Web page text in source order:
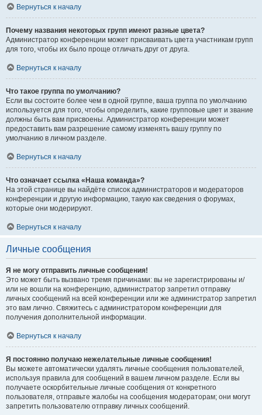
Вернуться к началу
Почему названия некоторых групп имеют разные цвета?
Администратор конференции может присваивать цвета участникам групп
для того, чтобы их было проще отличать друг от друга.
Вернуться к началу
Что такое группа по умолчанию?
Если вы состоите более чем в одной группе, ваша группа по умолчанию
используется для того, чтобы определить, какие групповые цвет и звание
должны быть вам присвоены. Администратор конференции может
предоставить вам разрешение самому изменять вашу группу по
умолчанию в личном разделе.
Вернуться к началу
Что означает ссылка «Наша команда»?
На этой странице вы найдёте список администраторов и модераторов
конференции и другую информацию, такую как сведения о форумах,
которые они модерируют.
Вернуться к началу
Личные сообщения
Я не могу отправить личные сообщения!
Это может быть вызвано тремя причинами: вы не зарегистрированы и/
или не вошли на конференцию, администратор запретил отправку
личных сообщений на всей конференции или же администратор запретил
это вам лично. Свяжитесь с администратором конференции для
получения дополнительной информации.
Вернуться к началу
Я постоянно получаю нежелательные личные сообщения!
Вы можете автоматически удалять личные сообщения пользователей,
используя правила для сообщений в вашем личном разделе. Если вы
получаете оскорбительные личные сообщения от конкретного
пользователя, отправьте жалобы на сообщения модераторам; они могут
запретить пользователю отправку личных сообщений.